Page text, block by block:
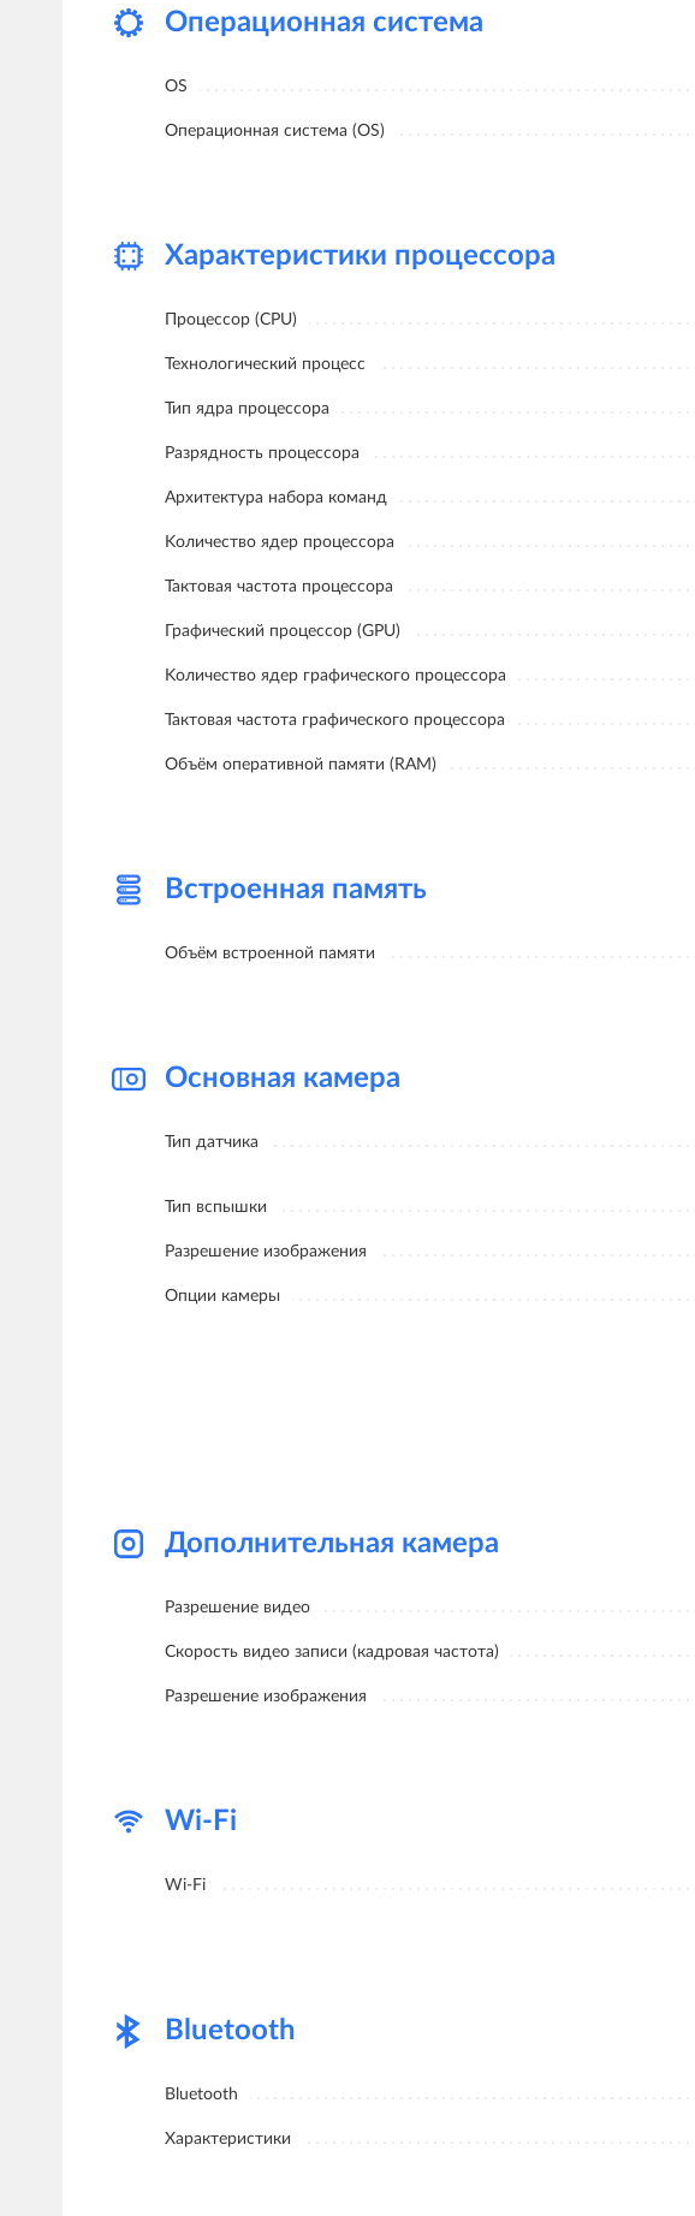
Oперационная система
OS
Oперационная система (OS)
Характеристики процессора
Процессор (CPU)
Технологический процесс
Тип ядра процессора
Разрядность процессора
Архитектура набора команд
Kоличество ядер процессора
Тактовая частота процессора
Графический процессор (GPU)
Kоличество ядер графического процессора
Тактовая частота графического процессора
Объём оперативной памяти (RAM)
Встроенная память
Объём встроенной памяти
Основная камера
Тип датчика
Тип вспышки
Разрешение изображения
Опции камеры
Дополнительная камера
Разрешение видео
Скорость видео записи (кадровая частота)
Разрешение изображения
Wi-Fi
Wi-Fi
Bluetooth
Bluetooth
Характеристики